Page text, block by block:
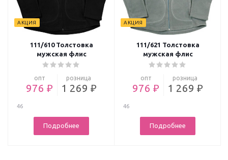
АКЦИЯ
111/610 Толстовка
мужская флис
опт
976 ₽
розница
1 269 ₽
46
Подробнее
АКЦИЯ
111/621 Толстовка
мужская флис
опт
976 ₽
розница
1 269 ₽
46
Подробнее